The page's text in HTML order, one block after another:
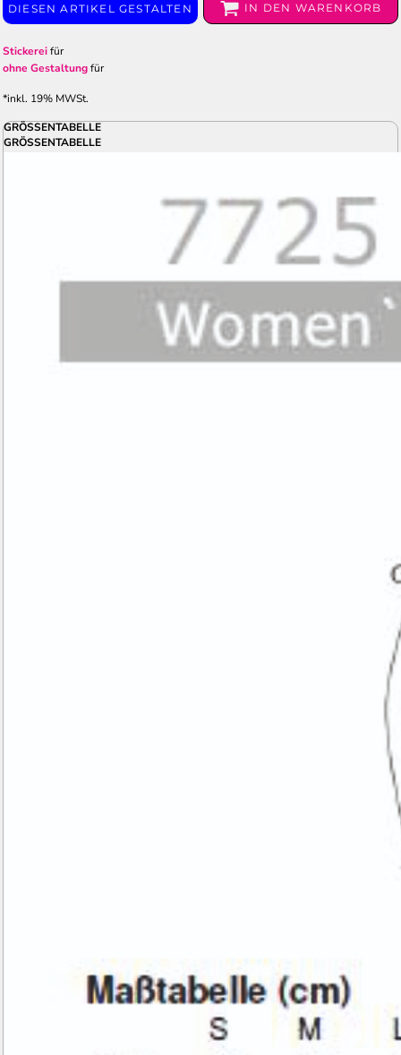
DIESEN ARTIKEL GESTALTEN IN DEN WARENKORB
Stickereifür
ohne Gestaltungfür
*inkl. 19% MWSt.
GRÖSSENTABELLE
GRÖSSENTABELLE